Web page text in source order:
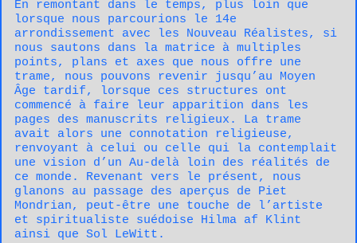
En remontant dans le temps, plus loin que
lorsque nous parcourions le 14e
arrondissement avec les Nouveau Réalistes, si
nous sautons dans la matrice à multiples
points, plans et axes que nous offre une
trame, nous pouvons revenir jusqu’au Moyen
Âge tardif, lorsque ces structures ont
commencé à faire leur apparition dans les
pages des manuscrits religieux. La trame
avait alors une connotation religieuse,
renvoyant à celui ou celle qui la contemplait
une vision d’un Au-delà loin des réalités de
ce monde. Revenant vers le présent, nous
glanons au passage des aperçus de Piet
Mondrian, peut-être une touche de l’artiste
et spiritualiste suédoise Hilma af Klint
ainsi que Sol LeWitt.